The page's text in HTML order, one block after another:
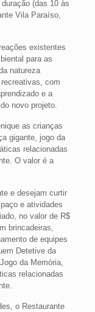
(das 10 às
Vila Paraíso,
existentes
para as
natureza
com
e a
novo projeto.
as crianças
gigante, jogo da
relacionadas
O valor é a
e desejam curtir
e atividades
no valor de R$
brincadeiras,
de equipes
Detetive da
da Memória,
relacionadas
o Restaurante